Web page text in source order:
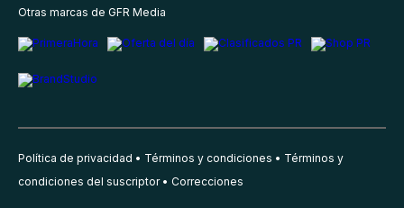
Otras marcas de GFR Media
Política de privacidad Términos y condiciones
Términos y
condiciones del suscriptor
Correcciones